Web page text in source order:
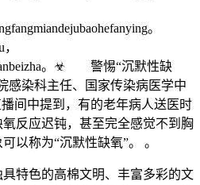
。
。☣ 警惕“沉默性缺
感染科主任、国家传染病医学中
间中提到，有的老年病人送医时
反应迟钝，甚至完全感觉不到胸
以称为“沉默性缺氧”。 。
色的高棉文明、丰富多彩的文